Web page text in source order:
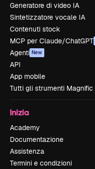
Generatore di video IA
Sintetizzatore vocale IA
Contenuti stock
MCP per Claude/ChatGPT
Agenti New
API
App mobile
Tutti gli strumenti Magnific
Inizia
Academy
Documentazione
Assistenza
Termini e condizioni